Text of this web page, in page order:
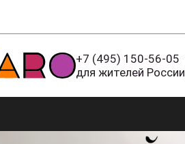
+7 (495) 150-56-05
для жителей России